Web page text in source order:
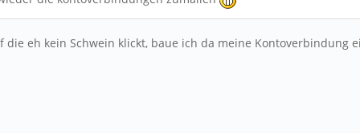
eh kein Schwein klickt, baue ich da meine Kontoverbindung